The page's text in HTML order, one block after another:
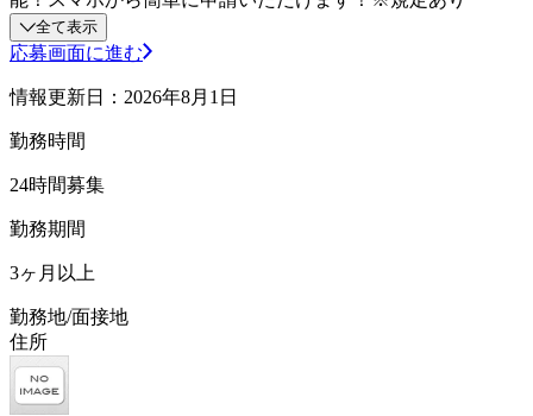
全て表示
応募画面に進む
情報更新日：2026年8月1日
勤務時間
24時間募集
勤務期間
3ヶ月以上
勤務地/面接地
住所